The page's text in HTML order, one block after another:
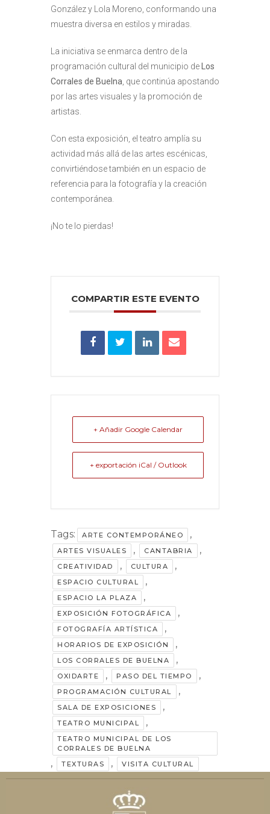
González y Lola Moreno, conformando una
muestra diversa en estilos y miradas.
La iniciativa se enmarca dentro de la
programación cultural del municipio de
Los
Corrales de Buelna , que continúa apostando
por las artes visuales y la promoción de
artistas.
Con esta exposición, el teatro amplía su
actividad más allá de las artes escénicas,
convirtiéndose también en un espacio de
referencia para la fotografía y la creación
contemporánea.
¡No te lo pierdas!
COMPARTIR ESTE EVENTO
+ Añadir Google Calendar
+ exportación iCal / Outlook
Tags: ARTE CONTEMPORÁNEO ,
ARTES VISUALES , CANTABRIA ,
CREATIVIDAD , CULTURA ,
ESPACIO CULTURAL ,
ESPACIO LA PLAZA ,
EXPOSICIÓN FOTOGRÁFICA ,
FOTOGRAFÍA ARTÍSTICA ,
HORARIOS DE EXPOSICIÓN ,
LOS CORRALES DE BUELNA ,
OXIDARTE , PASO DEL TIEMPO ,
PROGRAMACIÓN CULTURAL ,
SALA DE EXPOSICIONES ,
TEATRO MUNICIPAL ,
TEATRO MUNICIPAL DE LOS
CORRALES DE BUELNA
, TEXTURAS , VISITA CULTURAL